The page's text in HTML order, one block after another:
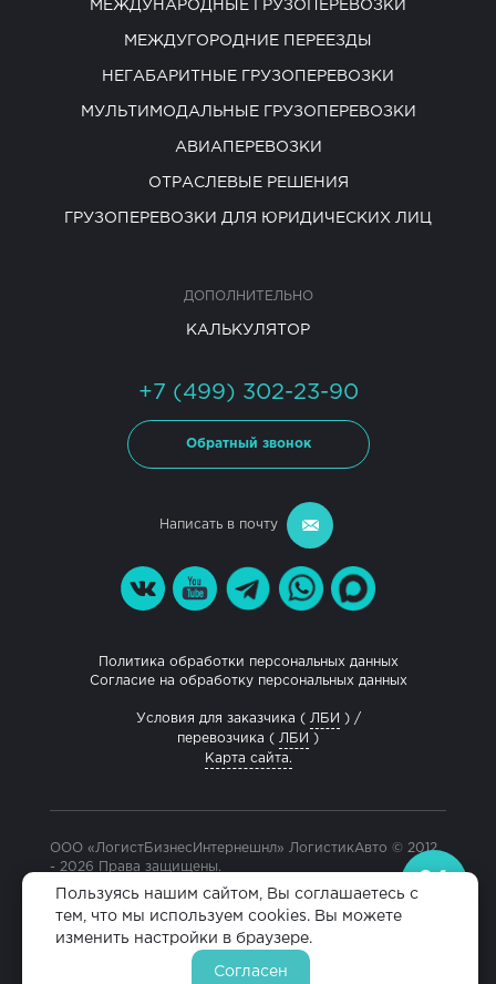
Пользуясь нашим сайтом, Вы соглашаетесь с
тем, что мы используем cookies. Вы можете
изменить настройки в браузере.
Согласен
МЕЖДУНАРОДНЫЕ ГРУЗОПЕРЕВОЗКИ
МЕЖДУГОРОДНИЕ ПЕРЕЕЗДЫ
НЕГАБАРИТНЫЕ ГРУЗОПЕРЕВОЗКИ
МУЛЬТИМОДАЛЬНЫЕ ГРУЗОПЕРЕВОЗКИ
АВИАПЕРЕВОЗКИ
ОТРАСЛЕВЫЕ РЕШЕНИЯ
ГРУЗОПЕРЕВОЗКИ ДЛЯ ЮРИДИЧЕСКИХ ЛИЦ
ДОПОЛНИТЕЛЬНО
КАЛЬКУЛЯТОР
+7 (499) 302-23-90
Обратный звонок
Написать в почту
Политика обработки персональных данных
Согласие на обработку персональных данных
Условия для заказчика ( ЛБИ
) /
перевозчика ( ЛБИ
)
Карта сайта.
ООО «ЛогистБизнесИнтернешнл» ЛогистикАвто © 2012
- 2026 Права защищены.
Разработка и продвижение сайта